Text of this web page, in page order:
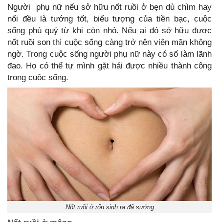
Người phụ nữ nếu sở hữu nốt ruồi ở bẹn dù chìm hay
nổi đều là tướng tốt, biểu tượng của tiền bạc, cuộc
sống phú quý từ khi còn nhỏ. Nếu ai đó sở hữu được
nốt ruồi son thì cuộc sống càng trở nên viên mãn không
ngờ. Trong cuộc sống người phụ nữ này có số làm lãnh
đạo. Họ có thể tự mình gặt hái được nhiều thành công
trong cuộc sống.
Nốt ruồi ở rốn sinh ra đã sướng